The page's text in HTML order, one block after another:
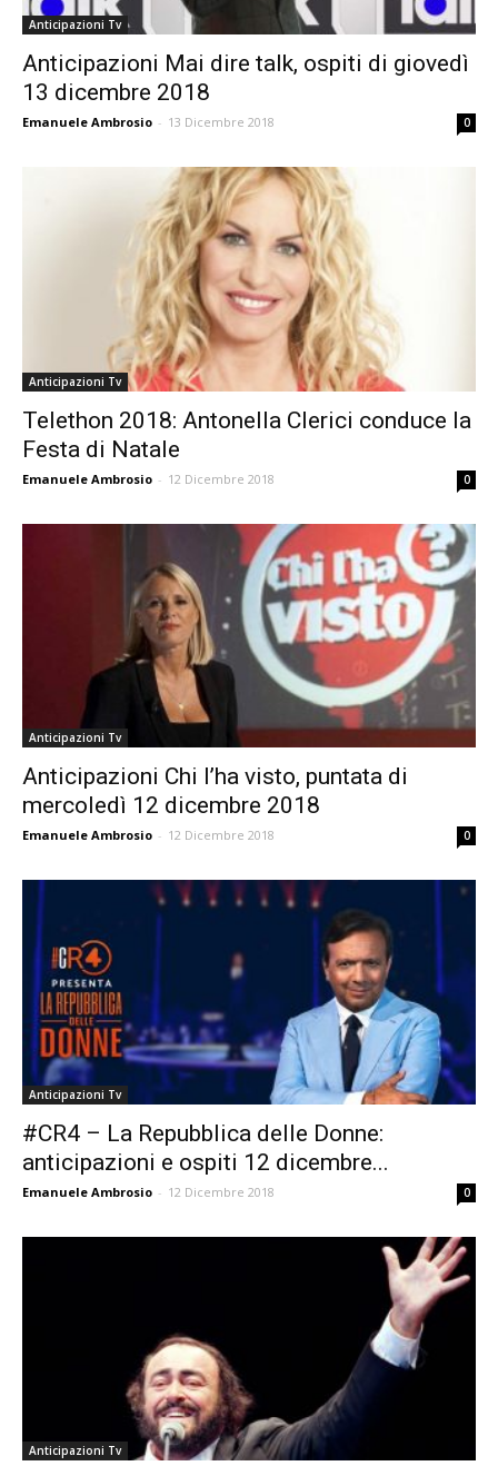
Anticipazioni Tv
Anticipazioni Mai dire talk, ospiti di giovedì
13 dicembre 2018
Emanuele Ambrosio - 13 Dicembre 2018 0
Anticipazioni Tv
Telethon 2018: Antonella Clerici conduce la
Festa di Natale
Emanuele Ambrosio - 12 Dicembre 2018 0
Anticipazioni Tv
Anticipazioni Chi l’ha visto, puntata di
mercoledì 12 dicembre 2018
Emanuele Ambrosio - 12 Dicembre 2018 0
Anticipazioni Tv
#CR4 – La Repubblica delle Donne:
anticipazioni e ospiti 12 dicembre...
Emanuele Ambrosio - 12 Dicembre 2018 0
Anticipazioni Tv